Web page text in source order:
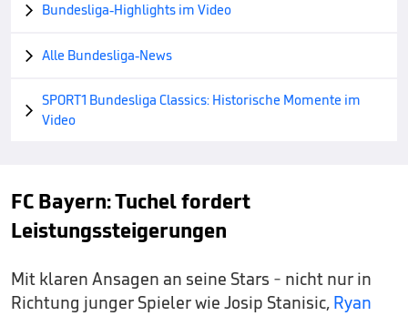
 Bundesliga-Highlights im Video
 Alle Bundesliga-News

SPORT1 Bundesliga Classics: Historische Momente im
Video
FC Bayern: Tuchel fordert
Leistungssteigerungen
Mit klaren Ansagen an seine Stars - nicht nur in
Richtung junger Spieler wie Josip Stanisic, Ryan